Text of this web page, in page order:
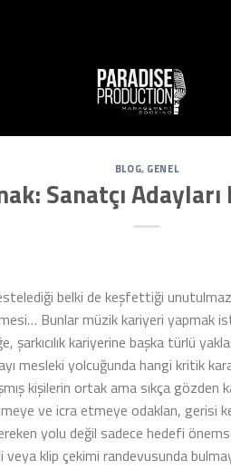
BLOG, GENEL
Sanatçı
belki de keşfettiği
Bunlar müzik kariyeri yapmak
şarkıcılık kariyerine başka türlü
mesleki yolcuğunda hangi kritik
kişilerin ortak ama sıkça
ve icra etmeye odaklan, gerisi
yolu değil sadece hedefi
klip çekimi randevusunda